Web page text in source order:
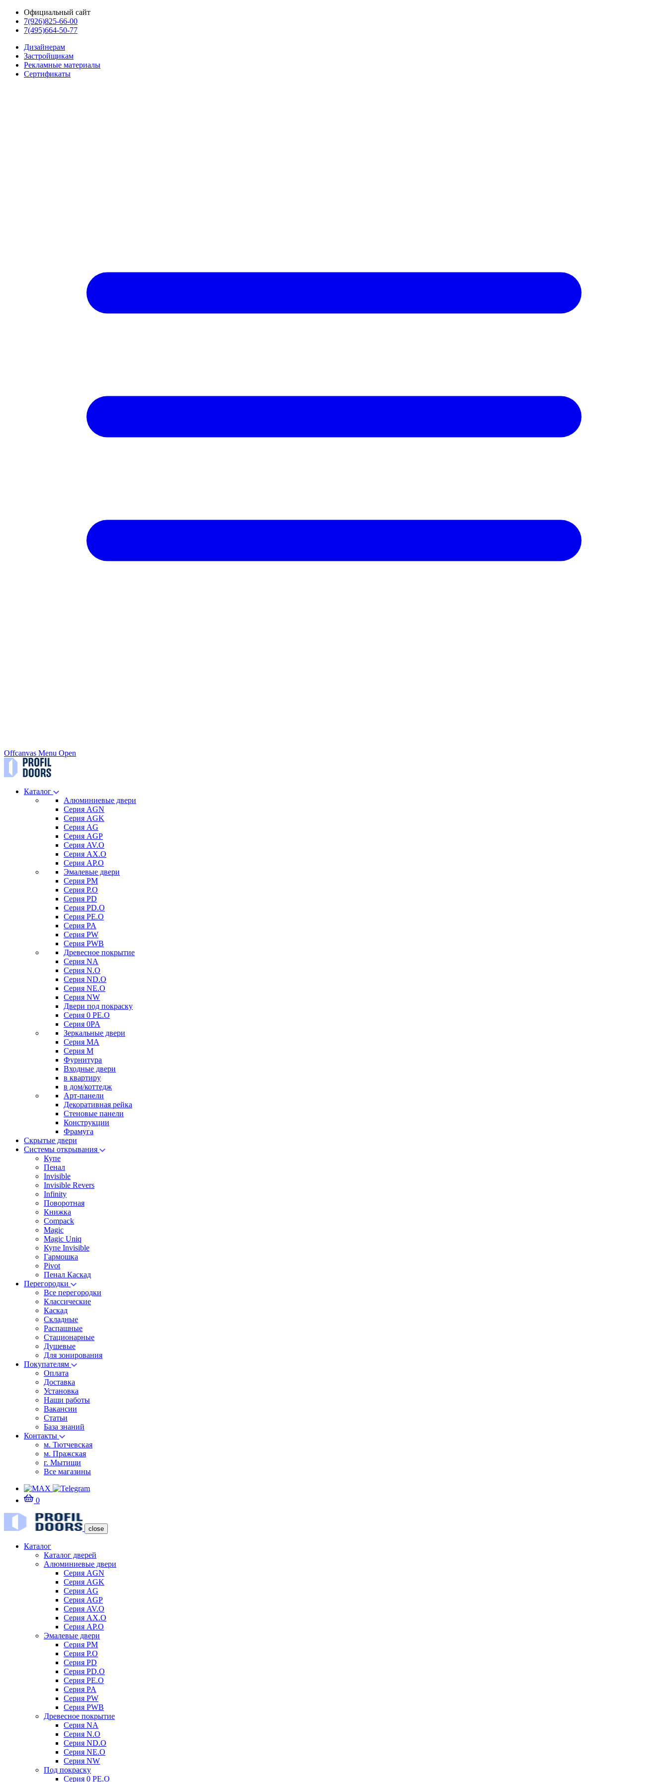
Официальный сайт
7(926)825-66-00
7(495)664-50-77
Дизайнерам
Застройщикам
Рекламные материалы
Сертификаты
Offcanvas Menu Open
Каталог
Алюминиевые двери
Серия AGN
Серия AGK
Серия AG
Серия AGP
Серия AV.O
Серия AX.O
Серия AP.O
Эмалевые двери
Серия PM
Серия P.O
Серия PD
Серия PD.O
Серия PE.O
Серия PA
Серия PW
Серия PWB
Древесное покрытие
Серия NA
Серия N.O
Серия ND.O
Серия NE.O
Серия NW
Двери под покраску
Серия 0 PE.O
Серия 0PA
Зеркальные двери
Серия MA
Серия M
Фурнитура
Входные двери
в квартиру
в дом/коттедж
Арт-панели
Декоративная рейка
Стеновые панели
Конструкции
Фрамуга
Скрытые двери
Системы открывания
Купе
Пенал
Invisible
Invisible Revers
Infinity
Поворотная
Книжка
Compack
Magic
Magic Uniq
Купе Invisible
Гармошка
Pivot
Пенал Каскад
Перегородки
Все перегородки
Классические
Каскад
Складные
Распашные
Стационарные
Душевые
Для зонирования
Покупателям
Оплата
Доставка
Установка
Наши работы
Вакансии
Статьи
База знаний
Контакты
м. Тютчевская
м. Пражская
г. Мытищи
Все магазины
0
close
Каталог
Каталог дверей
Алюминиевые двери
Серия AGN
Серия AGK
Серия AG
Серия AGP
Серия AV.O
Серия AX.O
Серия AP.O
Эмалевые двери
Серия PM
Серия P.O
Серия PD
Серия PD.O
Серия PE.O
Серия PA
Серия PW
Серия PWB
Древесное покрытие
Серия NA
Серия N.O
Серия ND.O
Серия NE.O
Серия NW
Под покраску
Серия 0 PE.O